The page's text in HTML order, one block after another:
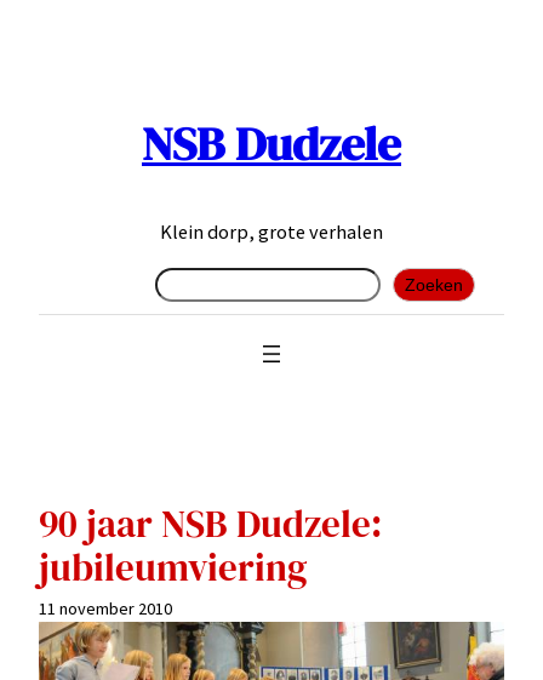
NSB Dudzele
Klein dorp, grote verhalen
Zoeken
90 jaar NSB Dudzele:
jubileumviering
11 november 2010